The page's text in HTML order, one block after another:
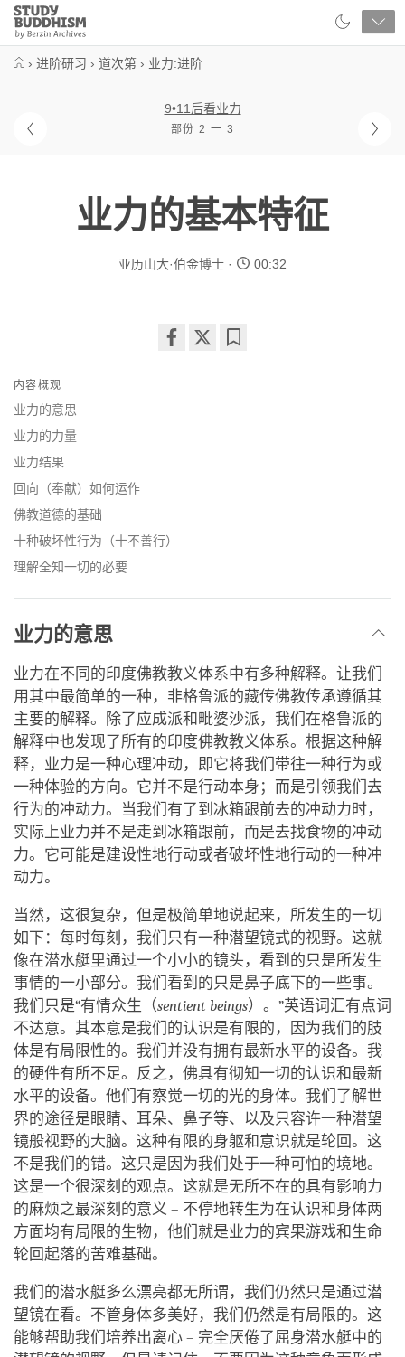
Close
Study
Buddhism
› 进阶研习 › 道次第 › 业力:进阶
9•11后看业力
部份 2 一 3
业力的基本特征
亚历山大·伯金博士 00:32
内容概观
业力的意思
业力的力量
业力结果
回向（奉献）如何运作
佛教道德的基础
十种破坏性行为（十不善行）
理解全知一切的必要
业力的意思
业力在不同的印度佛教教义体系中有多种解释。让我们
用其中最简单的一种，非格鲁派的藏传佛教传承遵循其
主要的解释。除了应成派和毗婆沙派，我们在格鲁派的
解释中也发现了所有的印度佛教教义体系。根据这种解
释，业力是一种心理冲动，即它将我们带往一种行为或
一种体验的方向。它并不是行动本身；而是引领我们去
行为的冲动力。当我们有了到冰箱跟前去的冲动力时，
实际上业力并不是走到冰箱跟前，而是去找食物的冲动
力。它可能是建设性地行动或者破坏性地行动的一种冲
动力。
当然，这很复杂，但是极简单地说起来，所发生的一切
如下：每时每刻，我们只有一种潜望镜式的视野。这就
像在潜水艇里通过一个小小的镜头，看到的只是所发生
事情的一小部分。我们看到的只是鼻子底下的一些事。
我们只是“有情众生（sentient beings）。”英语词汇有点词
不达意。其本意是我们的认识是有限的，因为我们的肢
体是有局限性的。我们并没有拥有最新水平的设备。我
的硬件有所不足。反之，佛具有彻知一切的认识和最新
水平的设备。他们有察觉一切的光的身体。我们了解世
界的途径是眼睛、耳朵、鼻子等、以及只容许一种潜望
镜般视野的大脑。这种有限的身躯和意识就是轮回。这
不是我们的错。这只是因为我们处于一种可怕的境地。
这是一个很深刻的观点。这就是无所不在的具有影响力
的麻烦之最深刻的意义 – 不停地转生为在认识和身体两
方面均有局限的生物，他们就是业力的宾果游戏和生命
轮回起落的苦难基础。
我们的潜水艇多么漂亮都无所谓，我们仍然只是通过潜
望镜在看。不管身体多美好，我们仍然是有局限的。这
能够帮助我们培养出离心 – 完全厌倦了屈身潜水艇中的